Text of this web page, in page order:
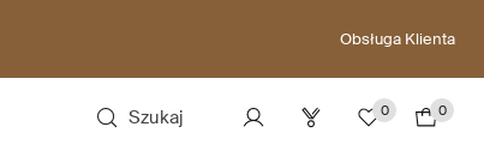
Obsługa Klienta
Szukaj 0 0